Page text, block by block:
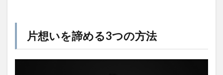
片想いを諦める3つの方法